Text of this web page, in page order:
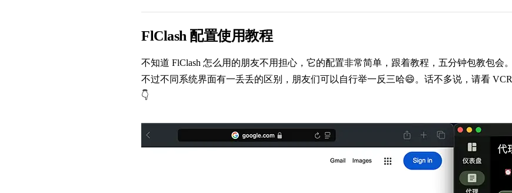
FlClash 配置使用教程
不知道 FlClash 怎么用的朋友不用担心，它的配置非常简单，跟着教程，五分钟包教包会。
不过不同系统界面有一丢丢的区别，朋友们可以自行举一反三哈😄。话不多说，请看 VCR
👇